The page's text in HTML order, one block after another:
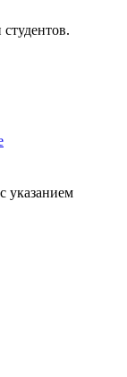
указанием